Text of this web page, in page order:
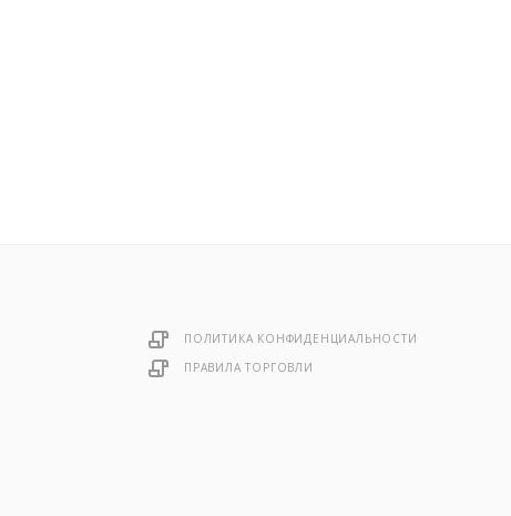
ПОЛИТИКА КОНФИДЕНЦИАЛЬНОСТИ
ПРАВИЛА ТОРГОВЛИ